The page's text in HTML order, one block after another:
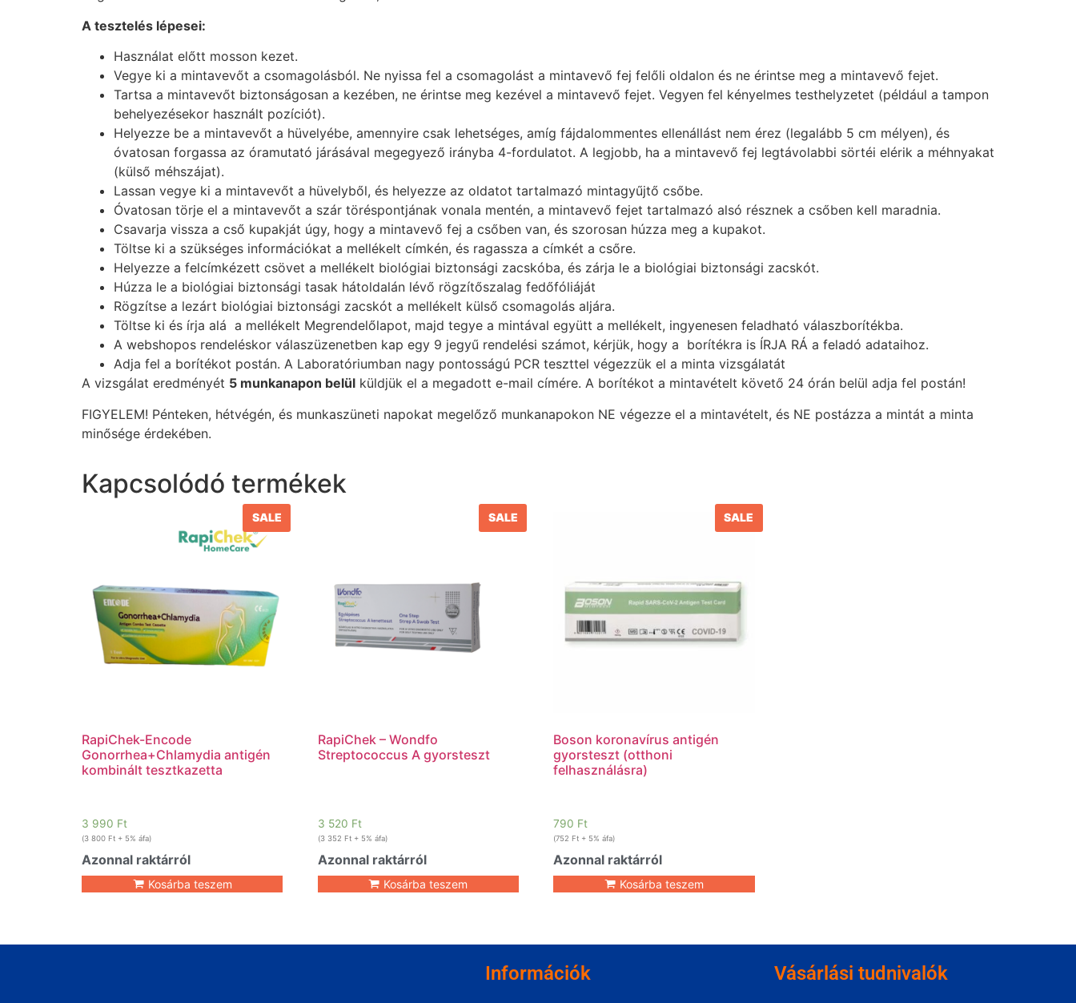
A tesztelés lépesei:
Használat előtt mosson kezet.
Vegye ki a mintavevőt a csomagolásból. Ne nyissa fel a csomagolást a mintavevő fej felőli oldalon és ne érintse meg a mintavevő fejet.
Tartsa a mintavevőt biztonságosan a kezében, ne érintse meg kezével a mintavevő fejet. Vegyen fel kényelmes testhelyzetet (például a tampon
behelyezésekor használt pozíciót).
Helyezze be a mintavevőt a hüvelyébe, amennyire csak lehetséges, amíg fájdalommentes ellenállást nem érez (legalább 5 cm mélyen), és
óvatosan forgassa az óramutató járásával megegyező irányba 4-fordulatot. A legjobb, ha a mintavevő fej legtávolabbi sörtéi elérik a méhnyakat
(külső méhszájat).
Lassan vegye ki a mintavevőt a hüvelyből, és helyezze az oldatot tartalmazó mintagyűjtő csőbe.
Óvatosan törje el a mintavevőt a szár töréspontjának vonala mentén, a mintavevő fejet tartalmazó alsó résznek a csőben kell maradnia.
Csavarja vissza a cső kupakját úgy, hogy a mintavevő fej a csőben van, és szorosan húzza meg a kupakot.
Töltse ki a szükséges információkat a mellékelt címkén, és ragassza a címkét a csőre.
Helyezze a felcímkézett csövet a mellékelt biológiai biztonsági zacskóba, és zárja le a biológiai biztonsági zacskót.
Húzza le a biológiai biztonsági tasak hátoldalán lévő rögzítőszalag fedőfóliáját
Rögzítse a lezárt biológiai biztonsági zacskót a mellékelt külső csomagolás aljára.
Töltse ki és írja alá a mellékelt Megrendelőlapot, majd tegye a mintával együtt a mellékelt, ingyenesen feladható válaszborítékba.
A webshopos rendeléskor válaszüzenetben kap egy 9 jegyű rendelési számot, kérjük, hogy a borítékra is ÍRJA RÁ a feladó adataihoz.
Adja fel a borítékot postán. A Laboratóriumban nagy pontosságú PCR teszttel végezzük el a minta vizsgálatát
A vizsgálat eredményét 5 munkanapon belül küldjük el a megadott e-mail címére. A borítékot a mintavételt követő 24 órán belül adja fel postán!
FIGYELEM! Pénteken, hétvégén, és munkaszüneti napokat megelőző munkanapokon NE végezze el a mintavételt, és NE postázza a mintát a minta
minősége érdekében.
Kapcsolódó termékek
SALE
RapiChek-Encode
Gonorrhea+Chlamydia antigén
kombinált tesztkazetta
3 990 Ft
(3 800 Ft + 5% áfa)
Azonnal raktárról
Kosárba teszem
SALE
RapiChek – Wondfo
Streptococcus A gyorsteszt
3 520 Ft
(3 352 Ft+ 5% áfa)
Azonnal raktárról
Kosárba teszem
SALE
Boson koronavírus antigén
gyorsteszt (otthoni
felhasználásra)
790 Ft
(752 Ft + 5% áfa)
Azonnal raktárról
Kosárba teszem
Információk Vásárlási tudnivalók